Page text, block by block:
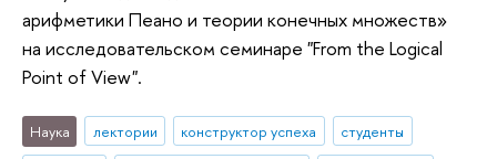
арифметики Пеано и теории конечных множеств»‎
на исследовательском семинаре "From the Logical
Point of View".
Наука лектории конструктор успеха
студенты